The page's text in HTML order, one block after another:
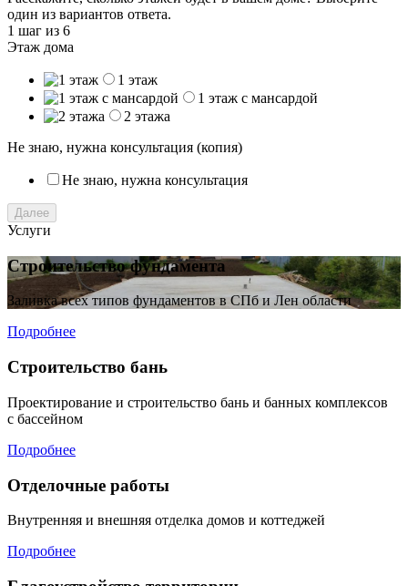
один из вариантов ответа.
1 шаг из 6
Этаж дома
1 этаж
1 этаж с мансардой
2 этажа
Не знаю, нужна консультация (копия)
Не знаю, нужна консультация
Далее
Услуги
Строительство фундамента
Заливка всех типов фундаментов в СПб и Лен области
Подробнее
Строительство бань
Проектирование и строительство бань и банных комплексов
с бассейном
Подробнее
Отделочные работы
Внутренняя и внешняя отделка домов и коттеджей
Подробнее